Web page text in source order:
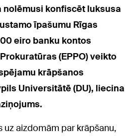
nolēmusi konfiscēt luksusa
īpašumu Rīgas
eiro banku kontos
(EPPO) veikto
krāpšanos
Universitātē (DU), liecina
uz aizdomām par krāpšanu,